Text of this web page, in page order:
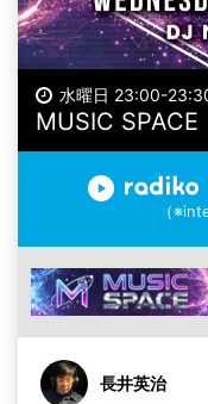
水曜日 23:00-
MUSIC SPACE
（
長井英治